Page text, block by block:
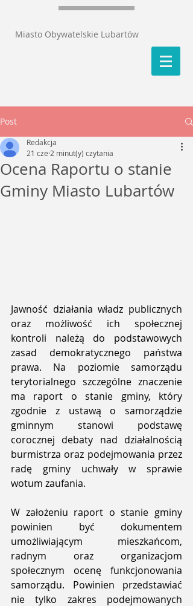
Miasto Obywatelskie Lubartów
Post
Ocena Raportu o stanie
Gminy Miasto Lubartów
Redakcja
21 cze 2 minut(y) czytania
Jawność działania władz publicznych
oraz możliwość ich społecznej
kontroli należą do podstawowych
zasad demokratycznego państwa
prawa. Na poziomie samorządu
terytorialnego szczególne znaczenie
ma raport o stanie gminy, który
zgodnie z ustawą o samorządzie
gminnym stanowi podstawę
corocznej debaty nad działalnością
burmistrza oraz podejmowania przez
radę gminy uchwały w sprawie
wotum zaufania.
W założeniu raport o stanie gminy
powinien być dokumentem
umożliwiającym mieszkańcom,
radnym oraz organizacjom
społecznym ocenę funkcjonowania
samorządu. Powinien przedstawiać
nie tylko zakres podejmowanych